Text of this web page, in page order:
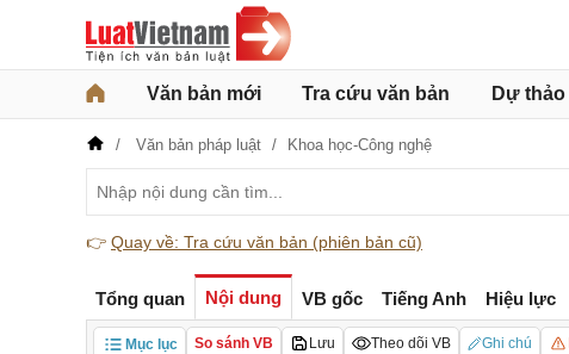
Văn bản mới Tra cứu văn bản Dự thảo
Văn bản pháp luật Khoa học-Công nghệ
👉 Quay về: Tra cứu văn bản (phiên bản cũ)
Tổng quan Nội dung VB gốc Tiếng Anh Hiệu lực
Mục lục So sánh VB Lưu Theo dõi VB Ghi chú